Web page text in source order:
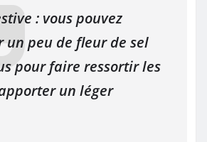
: vous pouvez
un peu de fleur de sel
pour faire ressortir les
un léger